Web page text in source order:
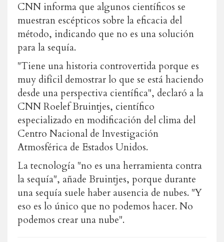
CNN informa que algunos científicos se
muestran escépticos sobre la eficacia del
método, indicando que no es una solución
para la sequía.
"Tiene una historia controvertida porque es
muy difícil demostrar lo que se está haciendo
desde una perspectiva científica", declaró a la
CNN Roelef Bruintjes, científico
especializado en modificación del clima del
Centro Nacional de Investigación
Atmosférica de Estados Unidos.
La tecnología "no es una herramienta contra
la sequía", añade Bruintjes, porque durante
una sequía suele haber ausencia de nubes. "Y
eso es lo único que no podemos hacer. No
podemos crear una nube".